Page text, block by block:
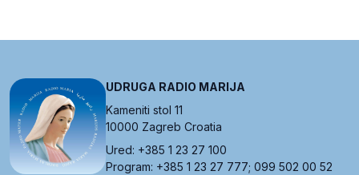
UDRUGA RADIO MARIJA
Kameniti stol 11
10000 Zagreb Croatia
Ured: +385 1 23 27 100
Program: +385 1 23 27 777; 099 502 00 52